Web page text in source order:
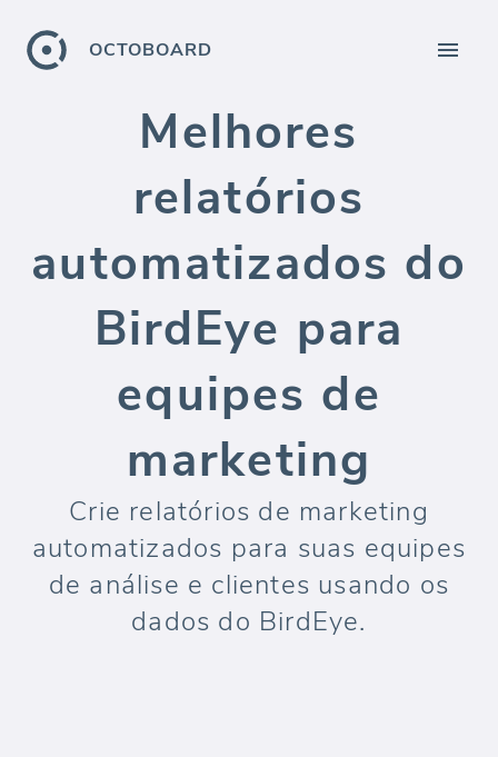
OCTOBOARD
Melhores
relatórios
automatizados do
BirdEye para
equipes de
marketing
Crie relatórios de marketing
automatizados para suas equipes
de análise e clientes usando os
dados do BirdEye.